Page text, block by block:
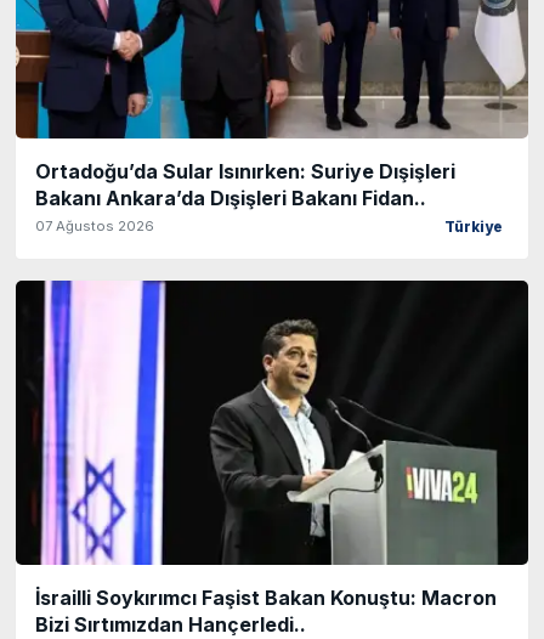
Ortadoğu’da Sular Isınırken: Suriye Dışişleri
Bakanı Ankara’da Dışişleri Bakanı Fidan..
07 Ağustos 2026 Türkiye
İsrailli Soykırımcı Faşist Bakan Konuştu: Macron
Bizi Sırtımızdan Hançerledi..